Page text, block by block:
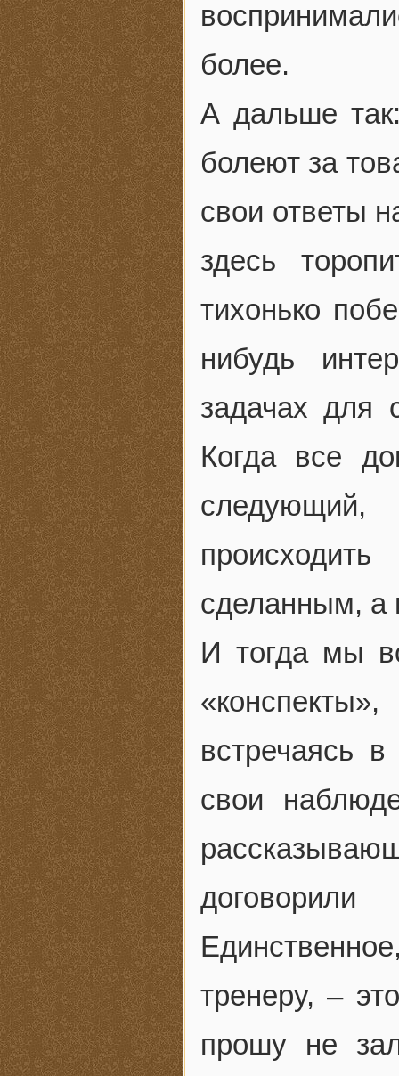
более.
А дальше
болеют за
свои ответы
здесь
тихонько
нибудь
задачах для
Когда все
сделанным, а
И тогда мы
встречаясь
свои
тренеру, –
прошу не